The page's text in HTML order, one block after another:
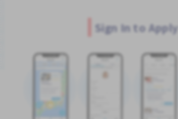
Sign In to Apply